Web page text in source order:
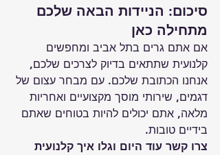
סיכום: הניידות הבאה שלכם
מתחילה כאן
אם אתם גרים בתל אביב ומחפשים
קלנועית שתתאים בדיוק לצרכים שלכם,
אנחנו הכתובת שלכם. עם מבחר עצום של
דגמים, שירותי מוסך מקצועיים ואחריות
מלאה, אתם יכולים להיות בטוחים שאתם
בידיים טובות.
צרו קשר עוד היום וגלו איך קלנועית